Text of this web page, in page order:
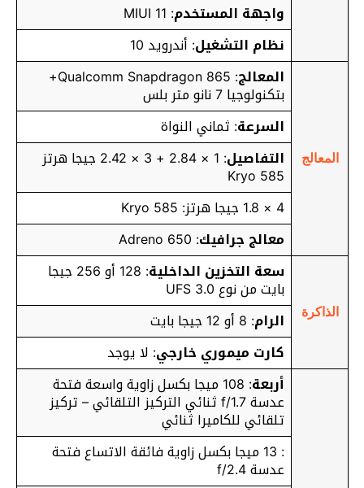
واجهة المستخدم: MIUI 11
نظام التشغيل: أندرويد 10
المعالج
المعالج : Qualcomm Snapdragon 865+
بتكنولوجيا 7 نانو متر بلس
السرعة: ثماني النواة
التفاصيل
: 1 × 2.84 + 3 × 2.42 جيجا هرتز
Kryo 585
4 × 1.8 جيجا هرتز: Kryo 585
معالج جرافيك: Adreno 650
الذاكرة
سعة التخزين الداخلية : 128 أو 256 جيجا
بايت من نوع UFS 3.0
الرام: 8 أو 12 جيجا بايت
كارت ميموري خارجي: لا يوجد
أربعة : 108 ميجا بكسل زاوية واسعة فتحة
عدسة f/1.7 ثنائي التركيز التلقائي – تركيز
تلقائي للكاميرا ثنائي
: 13 ميجا بكسل زاوية فائقة الاتساع فتحة
عدسة f/2.4